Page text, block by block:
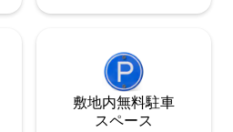
敷地内無料駐⁠車
ス⁠ペ⁠ー⁠ス